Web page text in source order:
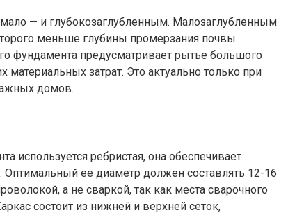
— и глубокозаглубленным. Малозаглубленным
меньше глубины промерзания почвы.
фундамента предусматривает рытье большого
материальных затрат. Это актуально только при
домов.
используется ребристая, она обеспечивает
Оптимальный ее диаметр должен составлять 12-16
а не сваркой, так как места сварочного
состоит из нижней и верхней сеток,